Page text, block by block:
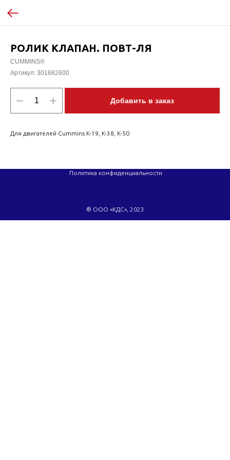
РОЛИК КЛАПАН. ПОВТ-ЛЯ
CUMMINS®
Артикул: 301682600
Добавить в заказ
Для двигателей Cummins K-19, K-38, K-50
® ООО «КДС», 2023
Политика конфиденциальности